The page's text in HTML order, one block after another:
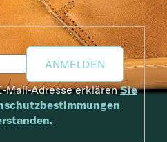
ANMELDEN
Mail-Adresse erklärenSie